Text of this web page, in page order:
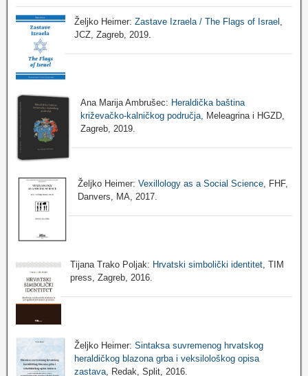
Željko Heimer:Zastave Izraela / The Flags of Israel
JCZ, Zagreb, 2019.
Ana Marija Ambrušec: Heraldička baština
križevačko-kalničkog područja, Meleagrina i HGZD,
Zagreb, 2019.
Željko Heimer:Vexillology as a Social Science , FHF,
Danvers, MA, 2017.
Tijana Trako Poljak: Hrvatski simbolički identitet , TIM
press, Zagreb, 2016.
Željko Heimer: Sintaksa suvremenog hrvatskog
heraldičkog blazona grba i veksilološkog opisa
zastava, Redak, Split, 2016.